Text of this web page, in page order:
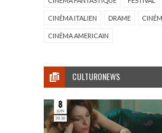
CINÉMA ITALIEN DRAME
CINÉMA AMERICAIN
CULTURONEWS